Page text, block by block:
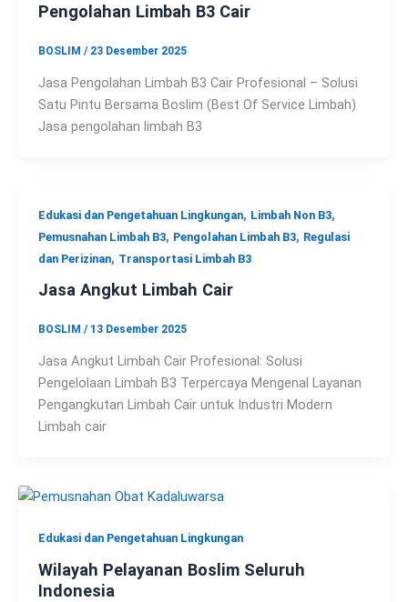
Pengolahan Limbah B3 Cair
BOSLIM / 23 Desember 2025
Jasa Pengolahan Limbah B3 Cair Profesional – Solusi
Satu Pintu Bersama Boslim (Best Of Service Limbah)
Jasa pengolahan limbah B3
Edukasi dan Pengetahuan Lingkungan, Limbah Non B3,
Pemusnahan Limbah B3, Pengolahan Limbah B3, Regulasi
dan Perizinan, Transportasi Limbah B3
Jasa Angkut Limbah Cair
BOSLIM / 13 Desember 2025
Jasa Angkut Limbah Cair Profesional: Solusi
Pengelolaan Limbah B3 Terpercaya Mengenal Layanan
Pengangkutan Limbah Cair untuk Industri Modern
Limbah cair
Edukasi dan Pengetahuan Lingkungan
Wilayah Pelayanan Boslim Seluruh
Indonesia